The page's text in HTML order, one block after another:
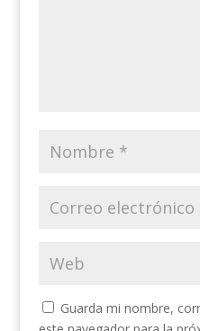
Guarda mi nombre,